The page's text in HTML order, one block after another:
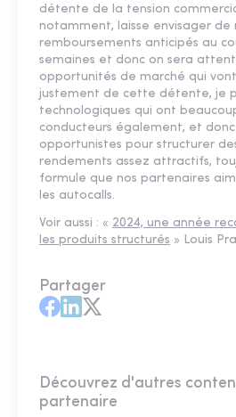
détente de la tension
notamment, laisse envisager de
remboursements anticipés au
semaines et donc on sera
opportunités de marché qui
justement de cette détente, je
technologiques qui ont
conducteurs également, et
opportunistes pour structurer
rendements assez attractifs,
formule que nos partenaires
les autocalls.
Voir aussi : « 2024, une année
les produits structurés » Louis
Partager
Découvrez d'autres
partenaire